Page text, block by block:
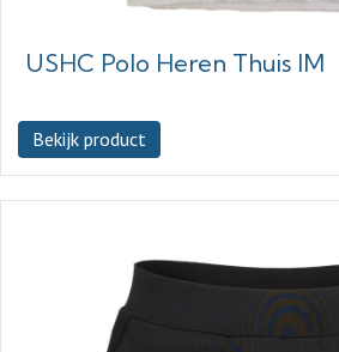
USHC Polo Heren Thuis IM
Bekijk product